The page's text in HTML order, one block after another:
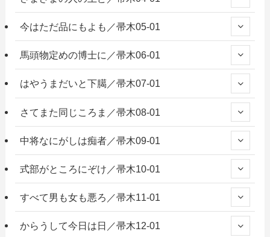
今はただ品にもよも／帚木05-01
馬頭物定めの博士に／帚木06-01
はやうまだいと下臈／帚木07-01
さてまた同じころま／帚木08-01
中将なにがしは痴者／帚木09-01
式部がところにぞけ／帚木10-01
すべて男も女も悪ろ／帚木11-01
からうして今日は日／帚木12-01